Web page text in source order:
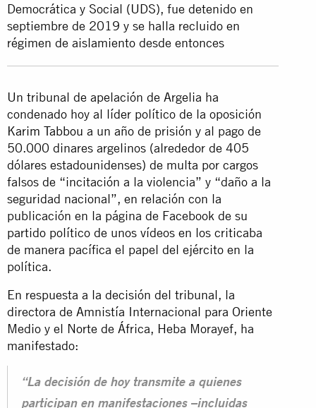
Democrática y Social (UDS), fue detenido en
septiembre de 2019 y se halla recluido en
régimen de aislamiento desde entonces
Un tribunal de apelación de Argelia ha
condenado hoy al líder político de la oposición
Karim Tabbou a un año de prisión y al pago de
50.000 dinares argelinos (alrededor de 405
dólares estadounidenses) de multa por cargos
falsos de “incitación a la violencia” y “daño a la
seguridad nacional”, en relación con la
publicación en la página de Facebook de su
partido político de unos vídeos en los criticaba
de manera pacífica el papel del ejército en la
política.
En respuesta a la decisión del tribunal, la
directora de Amnistía Internacional para Oriente
Medio y el Norte de África, Heba Morayef, ha
manifestado:
“La decisión de hoy transmite a quienes
participan en manifestaciones –incluidas